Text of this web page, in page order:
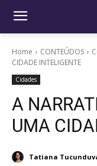
Home CONTEÚDOS
CIDADE INTELIGENTE
Cidades
A
UMA
Tatiana